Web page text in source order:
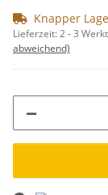
Knapper
Lieferzeit:2 - 3
abweichend)